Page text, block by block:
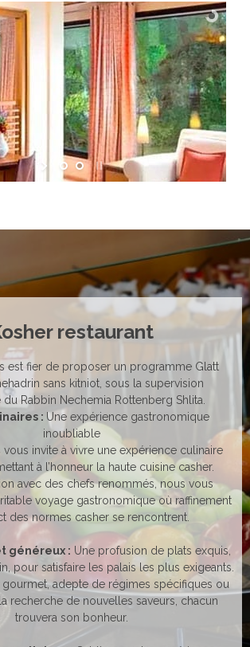
restaurant
est fier de proposer un programme Glatt
sans kitniot, sous la supervision
Rabbin Nechemia Rottenberg Shlita.
: Une expérience gastronomique
inoubliable
invite à vivre une expérience culinaire
à l’honneur la haute cuisine casher.
avec des chefs renommés, nous vous
voyage gastronomique où raffinement
des normes casher se rencontrent.
généreux : Une profusion de plats exquis,
pour satisfaire les palais les plus exigeants.
adepte de régimes spécifiques ou
recherche de nouvelles saveurs, chacun
trouvera son bonheur.